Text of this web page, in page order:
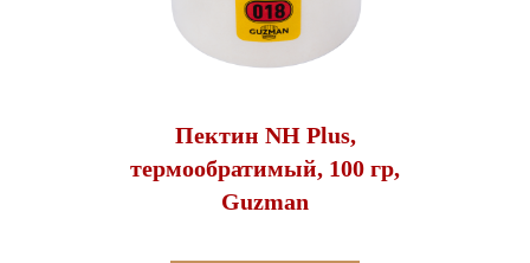
Пектин NH Plus,
термообратимый, 100 гр,
Guzman